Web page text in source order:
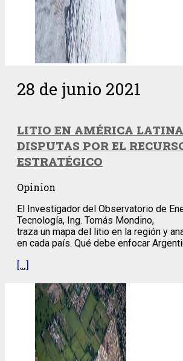
28 de junio 2021
LITIO EN AMÉRICA
DISPUTAS POR EL
ESTRATÉGICO
Opinion
El Investigador del Observatorio de
Tecnología, Ing. Tomás Mondino,
traza un mapa del litio en la región y
en cada país. Qué debe enfocar
[…]